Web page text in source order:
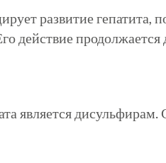
развитие
действие
является дисульфирам.